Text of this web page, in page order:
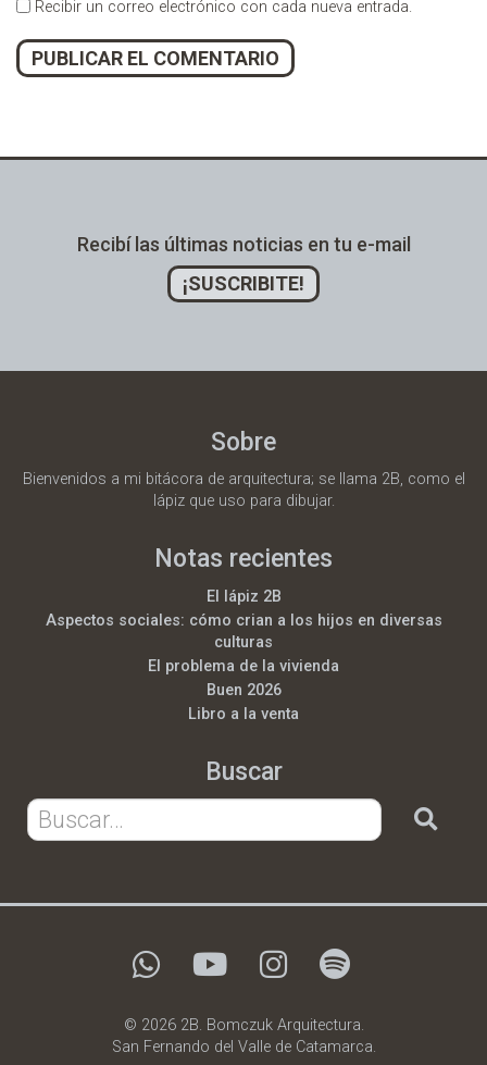
Recibir un correo electrónico con cada nueva entrada.
Recibí las últimas noticias en tu e-mail
¡SUSCRIBITE!
Sobre
Bienvenidos a mi bitácora de arquitectura; se llama 2B, como el
lápiz que uso para dibujar.
Notas recientes
El lápiz 2B
Aspectos sociales: cómo crian a los hijos en diversas
culturas
El problema de la vivienda
Buen 2026
Libro a la venta
Buscar
© 2026 2B. Bomczuk Arquitectura.
San Fernando del Valle de Catamarca.